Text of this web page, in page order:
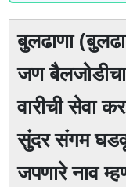
बुलढाणा
जण
वारीची सेवा
सुंदर संगम
जपणारे नाव